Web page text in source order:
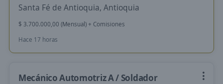
Santa Fé de Antioquia, Antioquia
$ 3.700.000,00 (Mensual) + Comisiones
Hace 17 horas
Mecánico Automotriz A / Soldador